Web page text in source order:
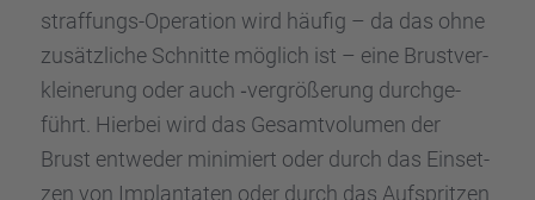
straf­fungs-Opera­tion wird häufig – da das ohne
zusätz­li­che Schnitte möglich ist – eine Brust­ver­
klei­ne­rung oder auch ‑vergrö­ße­rung durch­ge­
führt. Hierbei wird das Gesamt­vo­lu­men der
Brust entwe­der minimiert oder durch das Einset­
zen von Implan­ta­ten oder durch das Aufsprit­zen